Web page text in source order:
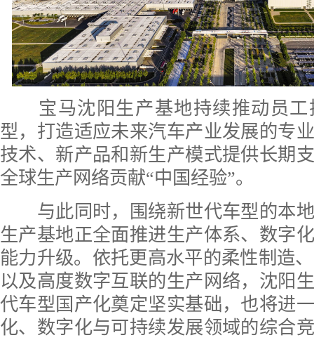
宝马沈阳生产基地持续推动员工
型，打造适应未来汽车产业发展的专
技术、新产品和新生产模式提供长期
全球生产网络贡献“中国经验”。
与此同时，围绕新世代车型的本地
生产基地正全面推进生产体系、数字
能力升级。依托更高水平的柔性制造
以及高度数字互联的生产网络，沈阳
代车型国产化奠定坚实基础，也将进
化、数字化与可持续发展领域的综合